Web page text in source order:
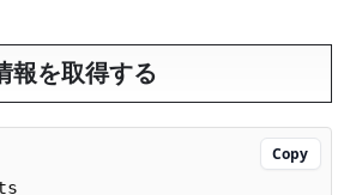
報を取得する
Copy